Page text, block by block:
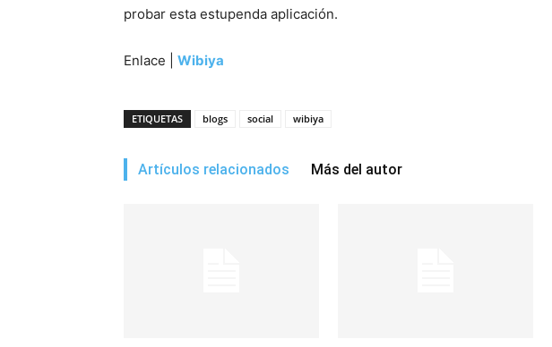
probar esta estupenda aplicación.
Enlace | Wibiya
ETIQUETAS blogs social wibiya
Artículos relacionados Más del autor